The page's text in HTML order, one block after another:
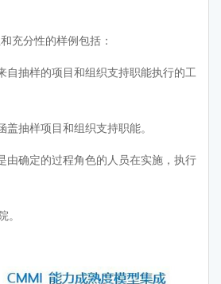
充分性的样例包括：
自抽样的项目和组织支持职能执行的工
抽样项目和组织支持职能。
由确定的过程角色的人员在实施，执行